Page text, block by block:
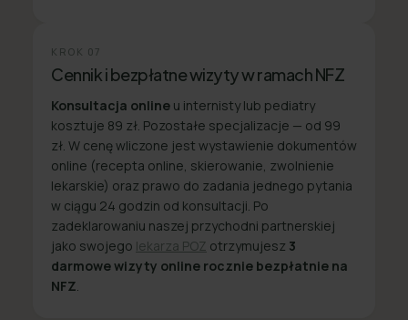
KROK 07
Cennik i bezpłatne wizyty w ramach NFZ
Konsultacja online u internisty lub pediatry
kosztuje 89 zł. Pozostałe specjalizacje — od 99
zł. W cenę wliczone jest wystawienie dokumentów
online (recepta online, skierowanie, zwolnienie
lekarskie) oraz prawo do zadania jednego pytania
w ciągu 24 godzin od konsultacji. Po
zadeklarowaniu naszej przychodni partnerskiej
jako swojego lekarza POZ otrzymujesz 3
darmowe wizyty online rocznie bezpłatnie na
NFZ